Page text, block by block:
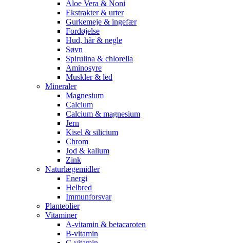
Aloe Vera & Noni
Ekstrakter & urter
Gurkemeje & ingefær
Fordøjelse
Hud, hår & negle
Søvn
Spirulina & chlorella
Aminosyre
Muskler & led
Mineraler
Magnesium
Calcium
Calcium & magnesium
Jern
Kisel & silicium
Chrom
Jod & kalium
Zink
Naturlægemidler
Energi
Helbred
Immunforsvar
Planteolier
Vitaminer
A-vitamin & betacaroten
B-vitamin